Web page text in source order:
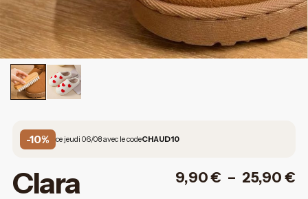
-10% ce jeudi 06/08 avec le codeCHAUD10
Clara 9,90€ – 25,90€